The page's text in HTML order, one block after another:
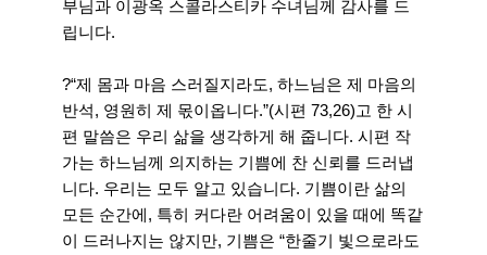
부님과 이광옥 스콜라스티카 수녀님께 감사를 드
립니다.
?“제 몸과 마음 스러질지라도, 하느님은 제 마음의
반석, 영원히 제 몫이옵니다.”(시편 73,26)고 한 시
편 말씀은 우리 삶을 생각하게 해 줍니다. 시편 작
가는 하느님께 의지하는 기쁨에 찬 신뢰를 드러냅
니다. 우리는 모두 알고 있습니다. 기쁨이란 삶의
모든 순간에, 특히 커다란 어려움이 있을 때에 똑같
이 드러나지는 않지만, 기쁨은 “한줄기 빛으로라도